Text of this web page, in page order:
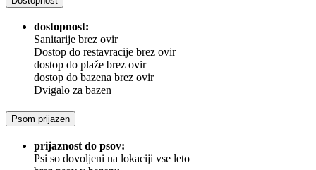
dostopnost:
Sanitarije brez ovir
Dostop do restavracije brez ovir
dostop do plaže brez ovir
dostop do bazena brez ovir
Dvigalo za bazen
Psom prijazen
prijaznost do psov:
Psi so dovoljeni na lokaciji vse leto